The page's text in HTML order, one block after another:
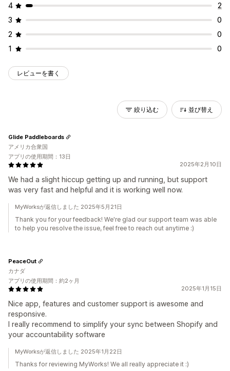
4
2
3
0
2
0
1
0
レビューを書く
絞り込む 並び替え
2025年2月10日
We had a slight hiccup getting up and running, but support
was very fast and helpful and it is working well now.
Glide Paddleboards
アメリカ合衆国
アプリの使用期間：13日
MyWorksが返信しました 2025年5月21日
Thank you for your feedback! We're glad our support team was able
to help you resolve the issue, feel free to reach out anytime :)
2025年1月15日
Nice app, features and customer support is awesome and
responsive.
I really recommend to simplify your sync between Shopify and
your accountability software
PeaceOut
カナダ
アプリの使用期間：約2ヶ月
MyWorksが返信しました 2025年1月22日
Thanks for reviewing MyWorks! We all really appreciate it :)